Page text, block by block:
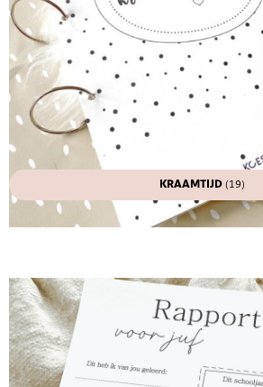
KRAAMTIJD (19)